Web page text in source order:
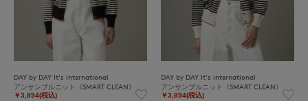
DAY by DAY It's international
アンサンブルニット《SMART CLEAN》
￥3,894(税込)
DAY by DAY It's international
アンサンブルニット《SMART CLEAN》
￥3,894(税込)